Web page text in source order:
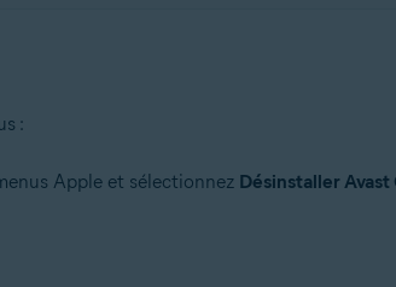
:
Apple et sélectionnez Désinstaller